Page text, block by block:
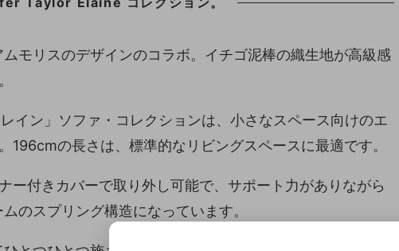
モリスのデザインのコラボ。イチゴ泥棒の織生地が高級感
イン」ソファ・コレクションは、小さなスペース向けのエ
196cmの長さは、標準的なリビングスペースに最適です。
ー付きカバーで取り外し可能で、サポート力がありながら
のスプリング構造になっています。